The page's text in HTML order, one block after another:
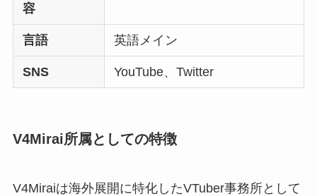
容
言語 英語メイン
SNS YouTube、Twitter
V4Mirai所属としての特徴
V4Miraiは海外展開に特化したVTuber事務所として